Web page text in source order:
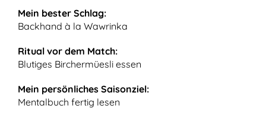
Mein bester Schlag:
Backhand à la Wawrinka
Ritual vor dem Match:
Blutiges Birchermüesli essen
Mein persönliches Saisonziel:
Mentalbuch fertig lesen